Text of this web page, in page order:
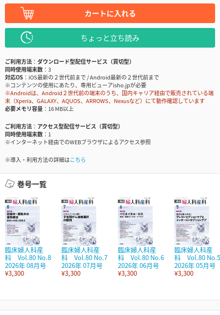
カートに入れる
ちょっと立ち読み
ご利用方法
ダウンロード型配信サービス（買切型）
同時使用端末数
3
対応OS
iOS最新の２世代前まで / Android最新の２世代前まで
※コンテンツの使用にあたり、専用ビューアisho.jpが必要
※Androidは、Android２世代前の端末のうち、国内キャリア経由で販売されている端
末（Xperia、GALAXY、AQUOS、ARROWS、Nexusなど）にて動作確認しています
必要メモリ容量
16 MB以上
ご利用方法
アクセス型配信サービス（買切型）
同時使用端末数
1
※インターネット経由でのWEBブラウザによるアクセス参照
※導入・利用方法の詳細はこちら
巻号一覧
臨床婦人科産
科 Vol.80 No.8
2026年 08月号
¥3,300
臨床婦人科産
科 Vol.80 No.7
2026年 07月号
¥3,300
臨床婦人科産
科 Vol.80 No.6
2026年 06月号
¥3,300
臨床婦人科産
科 Vol.80 No.5
2026年 05月号
¥3,300